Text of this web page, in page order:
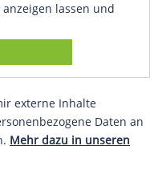
lassen und
externe Inhalte
Daten an
Mehr dazu in unseren